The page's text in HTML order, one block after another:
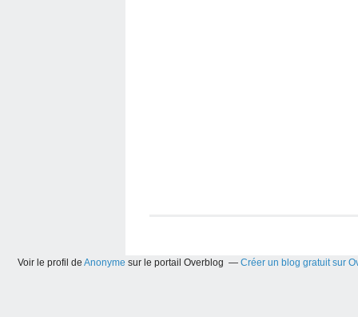
Voir le profil de Anonyme sur le portail Overblog Créer un blog gratuit sur